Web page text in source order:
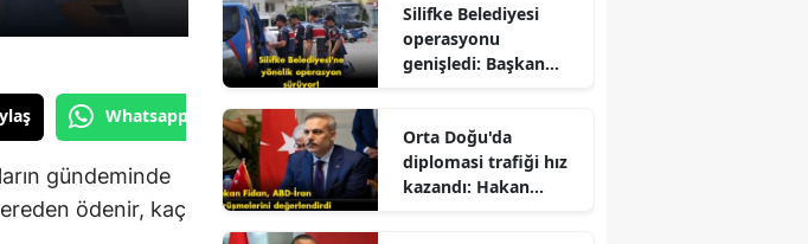
Elazığ
Erzurum
Eskişehir
Gaziantep
Whatsapp'tan Gönder
gündeminde
ödenir, kaç
Silifke Belediyesi
operasyonu
genişledi: Başkan
Orta Doğu'da
diplomasi trafiği hız
kazandı: Hakan